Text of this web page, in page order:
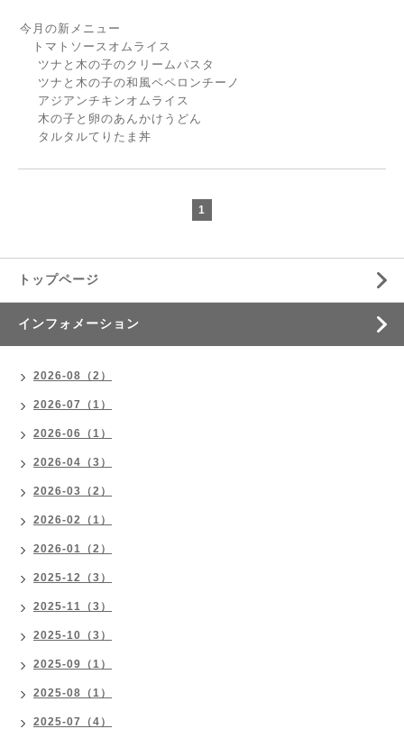
今月の新メニュー
トマトソースオムライス
ツナと木の子のクリームパスタ
ツナと木の子の和風ペペロンチーノ
アジアンチキンオムライス
木の子と卵のあんかけうどん
タルタルてりたま丼
1
トップページ
インフォメーション
2026-08（2）
2026-07（1）
2026-06（1）
2026-04（3）
2026-03（2）
2026-02（1）
2026-01（2）
2025-12（3）
2025-11（3）
2025-10（3）
2025-09（1）
2025-08（1）
2025-07（4）